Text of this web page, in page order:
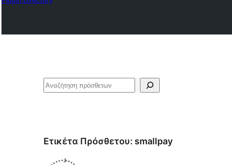
Αναζήτηση
Ετικέτα Πρόσθετου: smallpay